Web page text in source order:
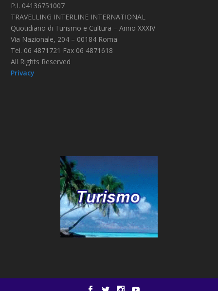
P.I. 04136751007
TRAVELLING INTERLINE INTERNATIONAL
Quotidiano di Turismo e Cultura – Anno XXXIV
Via Nazionale, 204 – 00184 Roma
Tel. 06 4871721 Fax 06 4871618
All Rights Reserved
Privacy